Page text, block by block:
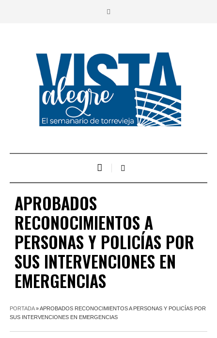
APROBADOS
RECONOCIMIENTOS A
PERSONAS Y POLICÍAS POR
SUS INTERVENCIONES EN
EMERGENCIAS
PORTADA»APROBADOS RECONOCIMIENTOS A PERSONAS Y POLICÍAS POR
SUS INTERVENCIONES EN EMERGENCIAS